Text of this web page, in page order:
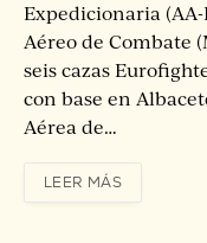
Expedicionaria
Aéreo de Combate
seis cazas
con base en
Aérea de…
LEER MÁS